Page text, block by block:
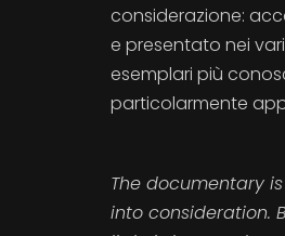
considerazione:
e presentato nei
esemplari più
particolarmente
The documentary
into consideration.